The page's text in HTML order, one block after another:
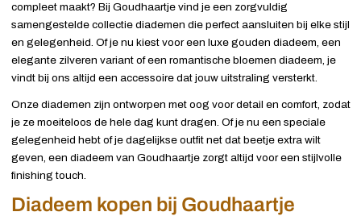
compleet maakt? Bij Goudhaartje vind je een zorgvuldig
samengestelde collectie diademen die perfect aansluiten bij elke stijl
en gelegenheid. Of je nu kiest voor een luxe gouden diadeem, een
elegante zilveren variant of een romantische bloemen diadeem, je
vindt bij ons altijd een accessoire dat jouw uitstraling versterkt.
Onze diademen zijn ontworpen met oog voor detail en comfort, zodat
je ze moeiteloos de hele dag kunt dragen. Of je nu een speciale
gelegenheid hebt of je dagelijkse outfit net dat beetje extra wilt
geven, een diadeem van Goudhaartje zorgt altijd voor een stijlvolle
finishing touch.
Diadeem kopen bij Goudhaartje